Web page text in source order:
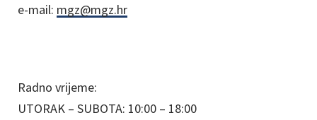
e-mail: mgz@mgz.hr
Radno vrijeme:
UTORAK – SUBOTA: 10:00 – 18:00